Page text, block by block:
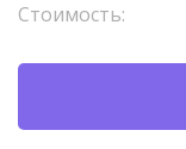
Стоимость: